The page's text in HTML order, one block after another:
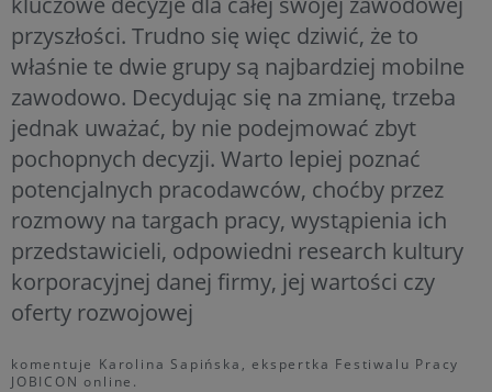
przyszłości. Trudno się więc dziwić, że to
właśnie te dwie grupy są najbardziej mobilne
zawodowo. Decydując się na zmianę, trzeba
jednak uważać, by nie podejmować zbyt
pochopnych decyzji. Warto lepiej poznać
potencjalnych pracodawców, choćby przez
rozmowy na targach pracy, wystąpienia ich
przedstawicieli, odpowiedni research kultury
korporacyjnej danej firmy, jej wartości czy
oferty rozwojowej
komentuje Karolina Sapińska, ekspertka Festiwalu Pracy
JOBICON online.